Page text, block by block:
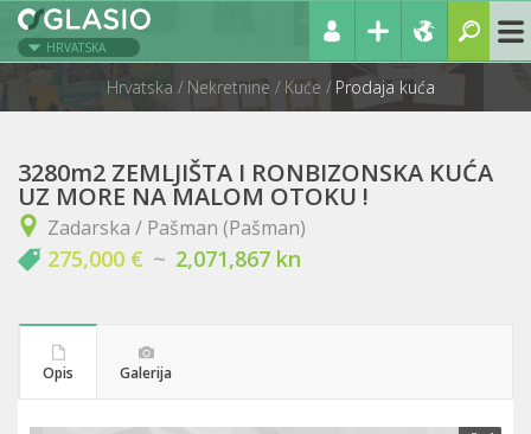
HRVATSKA
Hrvatska Nekretnine Kuće Prodaja kuća
3280m2 ZEMLJIŠTA I RONBIZONSKA KUĆA
UZ MORE NA MALOM OTOKU !
Zadarska / Pašman (Pašman)
275,000 € ~ 2,071,867 kn
Opis Galerija